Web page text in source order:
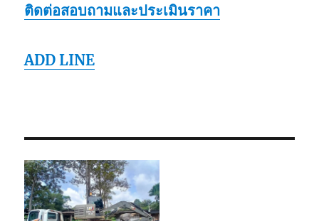
ติดต่อสอบถามและประเมินราคา
ADD LINE